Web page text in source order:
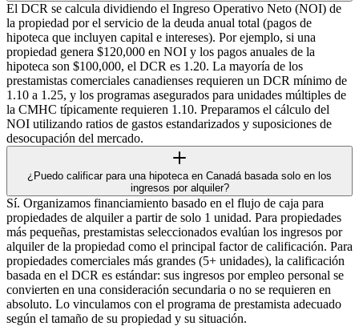
El DCR se calcula dividiendo el Ingreso Operativo Neto (NOI) de
la propiedad por el servicio de la deuda anual total (pagos de
hipoteca que incluyen capital e intereses). Por ejemplo, si una
propiedad genera $120,000 en NOI y los pagos anuales de la
hipoteca son $100,000, el DCR es 1.20. La mayoría de los
prestamistas comerciales canadienses requieren un DCR mínimo de
1.10 a 1.25, y los programas asegurados para unidades múltiples de
la CMHC típicamente requieren 1.10. Preparamos el cálculo del
NOI utilizando ratios de gastos estandarizados y suposiciones de
desocupación del mercado.
¿Puedo calificar para una hipoteca en Canadá basada solo en los
ingresos por alquiler?
Sí. Organizamos financiamiento basado en el flujo de caja para
propiedades de alquiler a partir de solo 1 unidad. Para propiedades
más pequeñas, prestamistas seleccionados evalúan los ingresos por
alquiler de la propiedad como el principal factor de calificación. Para
propiedades comerciales más grandes (5+ unidades), la calificación
basada en el DCR es estándar: sus ingresos por empleo personal se
convierten en una consideración secundaria o no se requieren en
absoluto. Lo vinculamos con el programa de prestamista adecuado
según el tamaño de su propiedad y su situación.